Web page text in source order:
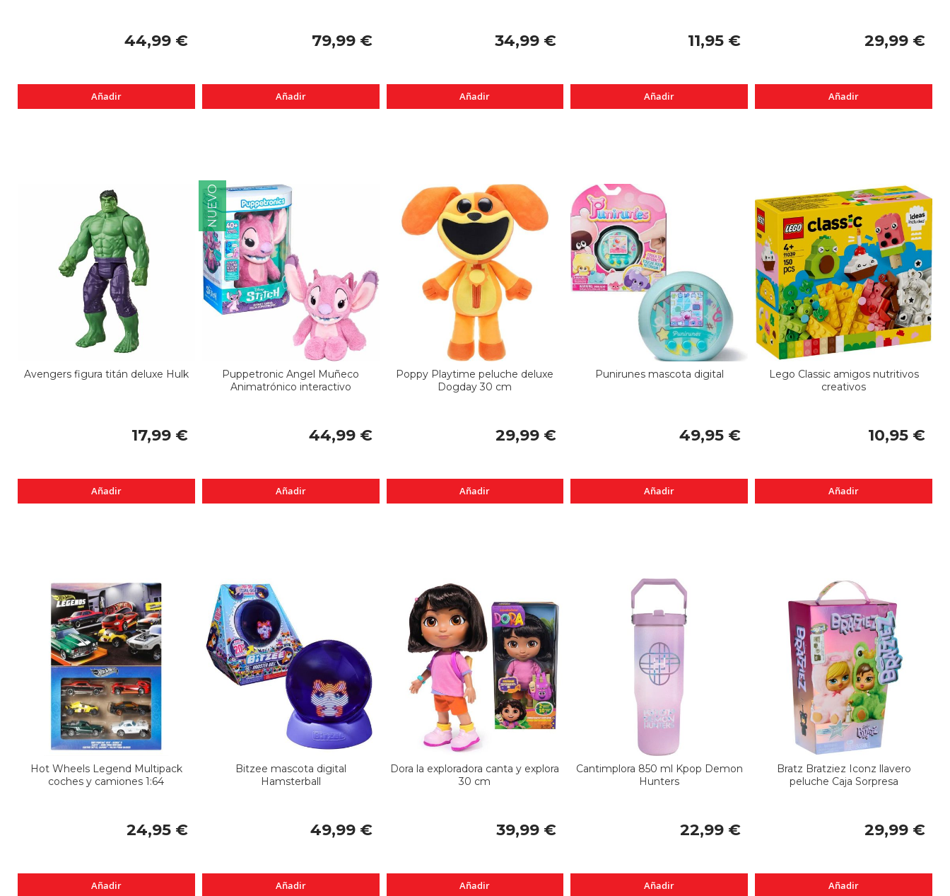
44,99 €
Añadir
79,99 €
Añadir
34,99 €
Añadir
11,95 €
Añadir
29,99 €
Añadir
Avengers figura titán deluxe Hulk
17,99 €
Añadir
NUEVO
Puppetronic Angel Muñeco
Animatrónico interactivo
44,99 €
Añadir
Poppy Playtime peluche deluxe
Dogday 30 cm
29,99 €
Añadir
Punirunes mascota digital
49,95 €
Añadir
Lego Classic amigos nutritivos
creativos
10,95 €
Añadir
Hot Wheels Legend Multipack
coches y camiones 1:64
24,95 €
Añadir
Bitzee mascota digital
Hamsterball
49,99 €
Añadir
Dora la exploradora canta y explora
30 cm
39,99 €
Añadir
Cantimplora 850 ml Kpop Demon
Hunters
22,99 €
Añadir
Bratz Bratziez Iconz llavero
peluche Caja Sorpresa
29,99 €
Añadir